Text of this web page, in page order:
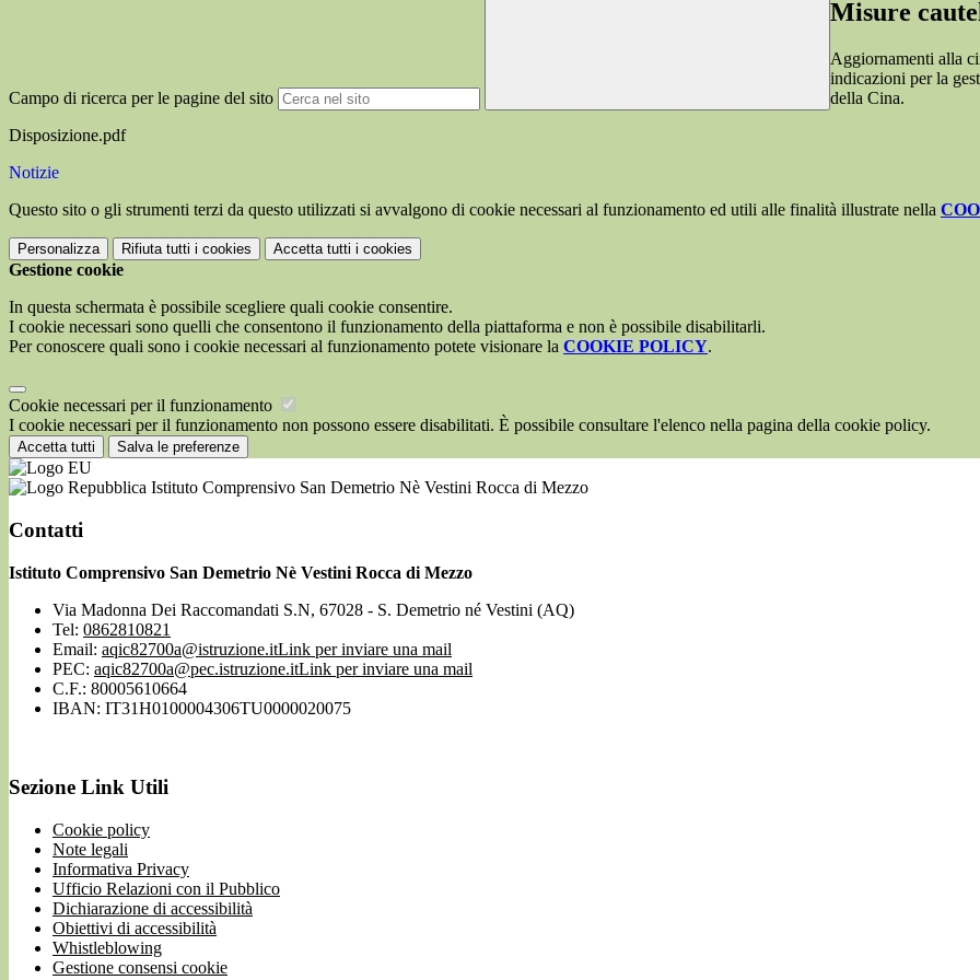
Campo di ricerca per le pagine del sito
Misure
Aggiornamenti alla
indicazioni per la
della Cina.
Disposizione.pdf
Notizie
Questo sito o gli strumenti terzi da questo utilizzati si avvalgono di cookie necessari al funzionamento ed utili alle finalità illustrate nella
Personalizza Rifiuta tutti i cookies Accetta tutti i cookies
Gestione cookie
In questa schermata è possibile scegliere quali cookie consentire.
I cookie necessari sono quelli che consentono il funzionamento della piattaforma e non è possibile disabilitarli.
Per conoscere quali sono i cookie necessari al funzionamento potete visionare la COOKIE POLICY.
Cookie necessari per il funzionamento
I cookie necessari per il funzionamento non possono essere disabilitati. È possibile consultare l'elenco nella pagina della cookie policy.
Accetta tutti Salva le preferenze
Istituto Comprensivo San Demetrio Nè Vestini Rocca di Mezzo
Contatti
Istituto Comprensivo San Demetrio Nè Vestini Rocca di Mezzo
Via Madonna Dei Raccomandati S.N, 67028 - S. Demetrio né Vestini (AQ)
Tel: 0862810821
Email: aqic82700a@istruzione.itLink per inviare una mail
PEC: aqic82700a@pec.istruzione.itLink per inviare una mail
C.F.: 80005610664
IBAN: IT31H0100004306TU0000020075
Sezione Link Utili
Cookie policy
Note legali
Informativa Privacy
Ufficio Relazioni con il Pubblico
Dichiarazione di accessibilità
Obiettivi di accessibilità
Whistleblowing
Gestione consensi cookie